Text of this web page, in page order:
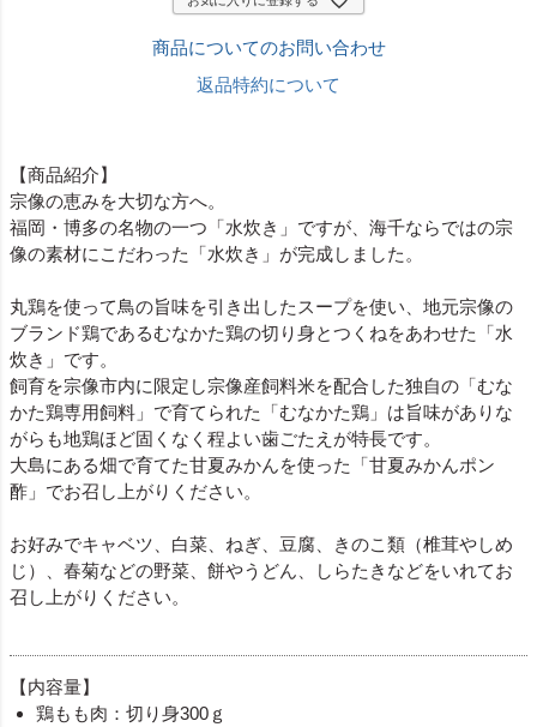
商品についてのお問い合わせ
返品特約について
【商品紹介】
宗像の恵みを大切な方へ。
福岡・博多の名物の一つ「水炊き」ですが、海千ならではの宗
像の素材にこだわった「水炊き」が完成しました。
丸鶏を使って鳥の旨味を引き出したスープを使い、地元宗像の
ブランド鶏であるむなかた鶏の切り身とつくねをあわせた「水
炊き」です。
飼育を宗像市内に限定し宗像産飼料米を配合した独自の「むな
かた鶏専用飼料」で育てられた「むなかた鶏」は旨味がありな
がらも地鶏ほど固くなく程よい歯ごたえが特長です。
大島にある畑で育てた甘夏みかんを使った「甘夏みかんポン
酢」でお召し上がりください。
お好みでキャベツ、白菜、ねぎ、豆腐、きのこ類（椎茸やしめ
じ）、春菊などの野菜、餅やうどん、しらたきなどをいれてお
召し上がりください。
【内容量】
鶏もも肉：切り身300ｇ